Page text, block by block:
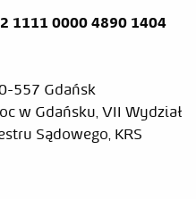
1111 0000 4890 1404
557 Gdańsk
w Gdańsku, VII Wydział
Sądowego, KRS